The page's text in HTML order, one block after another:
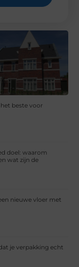
beste voor
doel: waarom
wat zijn de
nieuwe vloer met
je verpakking echt